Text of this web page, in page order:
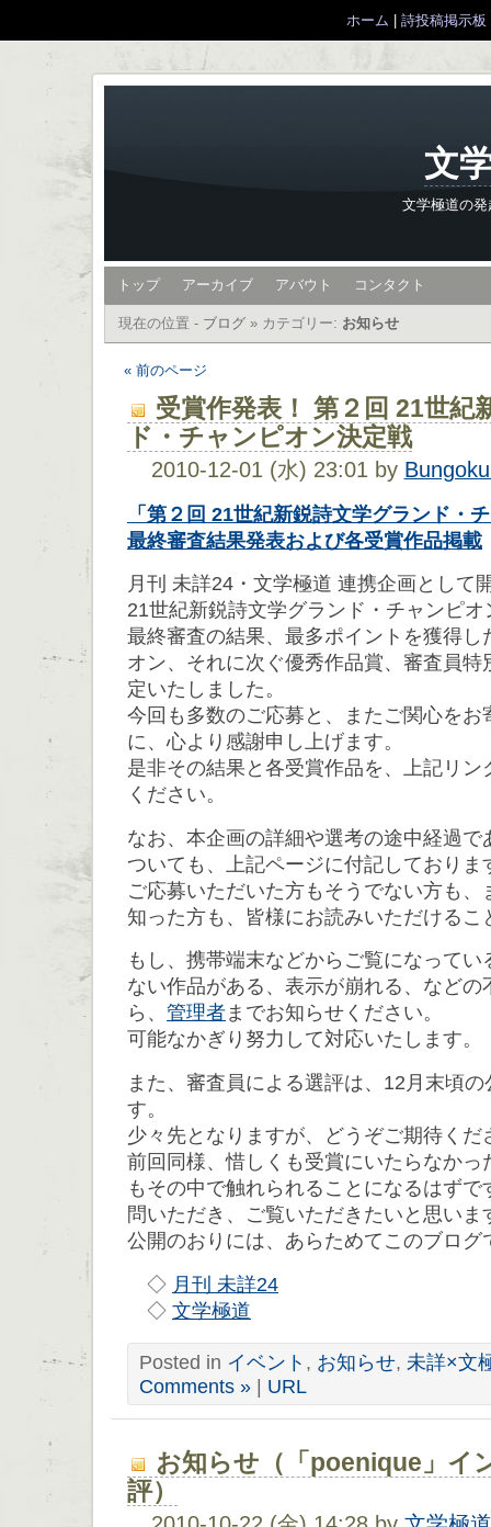
ホーム 詩投稿掲示板
文
文学極道の
トップ アーカイブ アバウト コンタクト
現在の位置 - ブログ » カテゴリー: お知らせ
« 前のページ
受賞作発表！ 第２回 21世紀
ド・チャンピオン決定戦
2010-12-01 (水) 23:01 by
「第２回 21世紀新鋭詩文学グランド・
最終審査結果発表および各受賞作品掲載
月刊 未詳24・文学極道 連携企画として
21世紀新鋭詩文学グランド・チャンピ
最終審査の結果、最多ポイントを獲得し
オン、それに次ぐ優秀作品賞、審査員特
定いたしました。
今回も多数のご応募と、またご関心をお
に、心より感謝申し上げます。
是非その結果と各受賞作品を、上記リン
ください。
なお、本企画の詳細や選考の途中経過で
ついても、上記ページに付記しておりま
ご応募いただいた方もそうでない方も
知った方も、皆様にお読みいただけるこ
もし、携帯端末などからご覧になって
ない作品がある、表示が崩れる、などの
ら、 管理者までお知らせください。
可能なかぎり努力して対応いたします。
また、審査員による選評は、12月末頃
す。
少々先となりますが、どうぞご期待くだ
前回同様、惜しくも受賞にいたらなかっ
もその中で触れられることになるはず
問いただき、ご覧いただきたいと思いま
公開のおりには、あらためてこのブログ
◇ 月刊 未詳24
◇ 文学極道
Posted in イベント , お知らせ, 未詳×文
Comments »
URL
お知らせ（「poenique」イ
評）